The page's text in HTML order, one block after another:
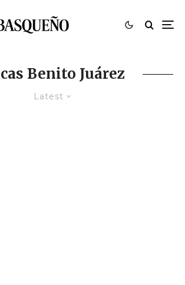
Benito Juárez
Latest